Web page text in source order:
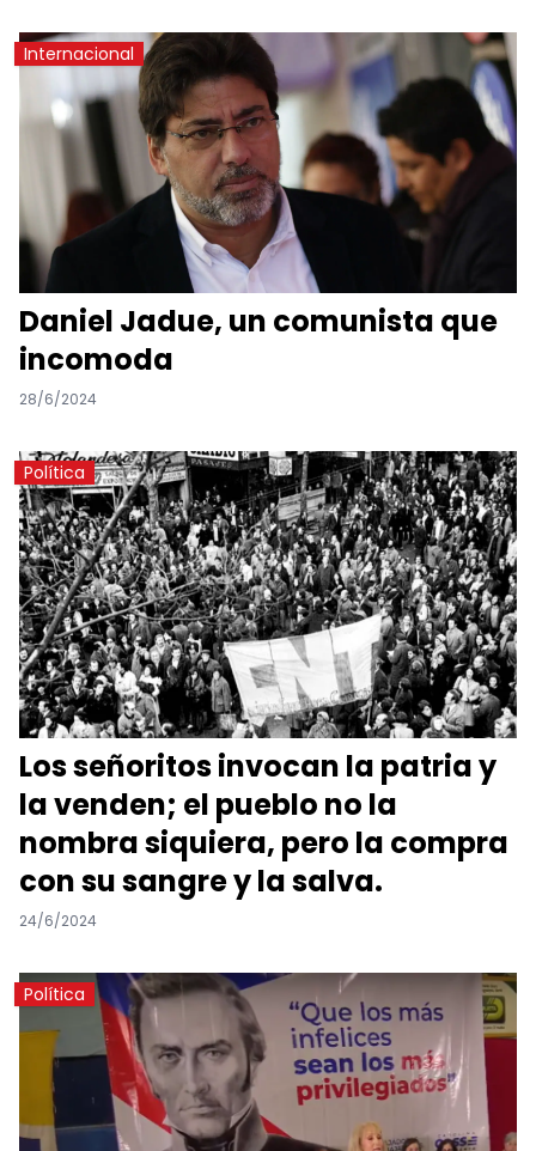
Internacional
Daniel Jadue, un comunista que
incomoda
28/6/2024
Política
Los señoritos invocan la patria y
la venden; el pueblo no la
nombra siquiera, pero la compra
con su sangre y la salva.
24/6/2024
Política